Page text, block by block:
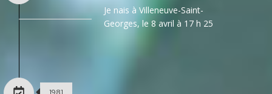
Je nais à Villeneuve-Saint-
Georges, le 8 avril à 17 h 25